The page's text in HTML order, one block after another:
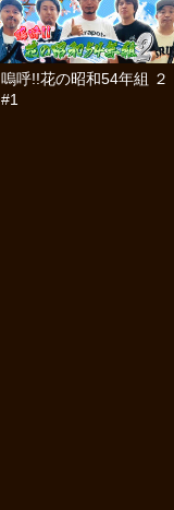
嗚呼!!花の昭和54年組 ２
#1